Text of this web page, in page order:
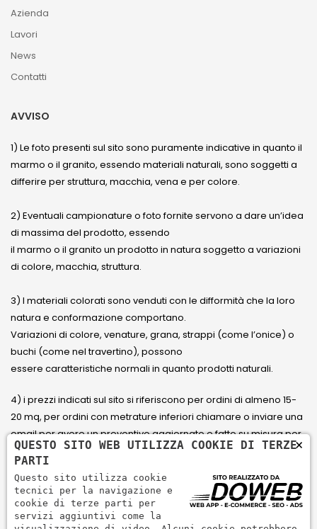
Azienda
Lavori
News
Contatti
AVVISO
1) Le foto presenti sul sito sono puramente indicative in quanto il
marmo o il granito, essendo materiali naturali, sono soggetti a
differire per struttura, macchia, vena e per colore.
2) Eventuali campionature o foto fornite servono a dare un’idea
di massima del prodotto, essendo
il marmo o il granito un prodotto in natura soggetto a variazioni
di colore, macchia, struttura.
3) I materiali colorati sono venduti con le difformità che la loro
natura e conformazione comportano.
Variazioni di colore, venature, grana, strappi (come l’onice) o
buchi (come nel travertino), possono
essere caratteristiche normali in quanto prodotti naturali.
4) i prezzi indicati sul sito si riferiscono per ordini di almeno 15-
20 mq, per ordini con metrature inferiori chiamare o inviare una
email per avere un preventivo aggiornato e fatto su misura per
il cliente.
5) Paga con Carta di credito Visa, Visa Electron, Maestro,
Mastercard tramite il circuito PayPal. PayPal serve per pagare,
inviare denaro e accettare pagamenti in modo rapido,
×
QUESTO SITO WEB UTILIZZA COOKIE DI TERZE
PARTI
Questo sito utilizza cookie
tecnici per la navigazione e
cookie di terze parti per
servizi aggiuntivi come la